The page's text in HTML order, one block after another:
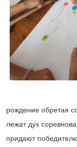
рождение обретая
лежат дух
придают